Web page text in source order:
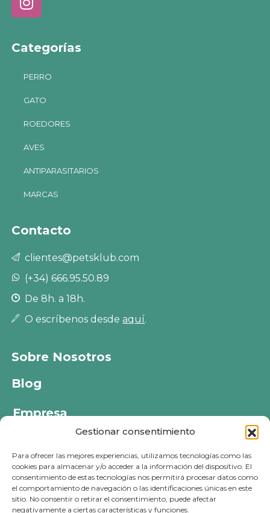
Gestionar consentimiento
Para ofrecer las mejores experiencias, utilizamos tecnologías como las
cookies para almacenar y/o acceder a la información del dispositivo. El
consentimiento de estas tecnologías nos permitirá procesar datos como
el comportamiento de navegación o las identificaciones únicas en este
sitio. No consentir o retirar el consentimiento, puede afectar
negativamente a ciertas características y funciones.
Categorías
PERRO
GATO
ROEDORES
AVES
ANTIPARASITARIOS
MARCAS
Contacto
clientes@petsklub.com
(+34) 666.95.50.89
De 8h. a 18h.
O escríbenos desdeaquí.
Sobre Nosotros
Blog
Empresa
Política de cookies
Política de devoluciones
Aviso legal